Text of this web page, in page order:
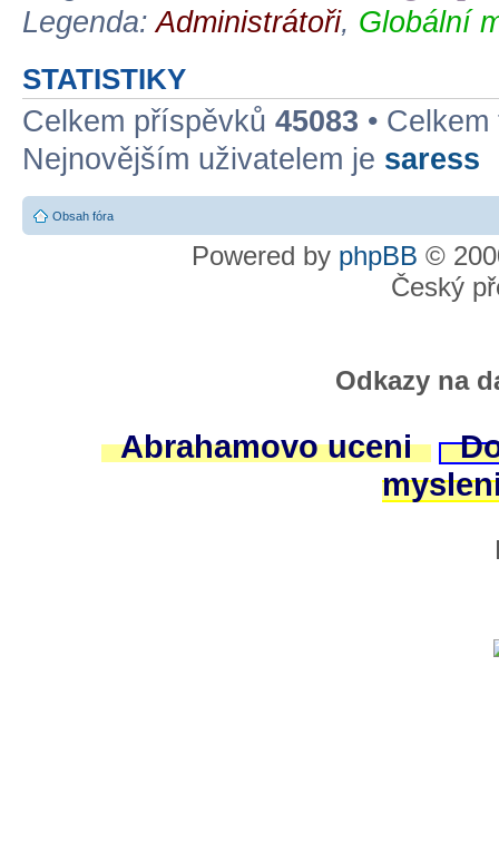
Legenda:Administrátoři, Globální
STATISTIKY
Celkem příspěvků 45083 •
Nejnovějším uživatelem je saress
Obsah fóra
Powered by phpBB ©
Český
Odkazy na
Abrahamovo uceni